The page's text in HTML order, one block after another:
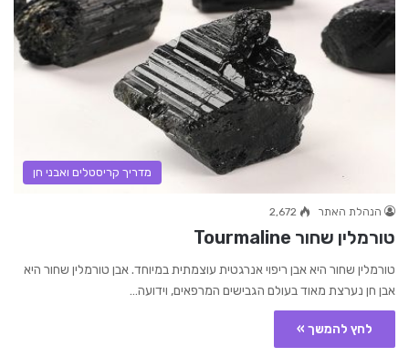
מדריך קריסטלים ואבני חן
הנהלת האתר 2,672
טורמלין שחור Tourmaline
טורמלין שחור היא אבן ריפוי אנרגטית עוצמתית במיוחד. אבן טורמלין שחור היא
אבן חן נערצת מאוד בעולם הגבישים המרפאים, וידועה…
לחץ להמשך »